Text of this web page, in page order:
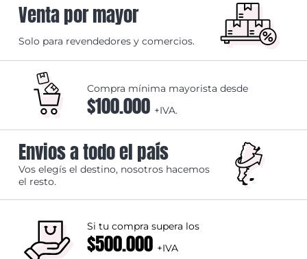
Venta por mayor
Solo para revendedores y comercios.
Compra mínima mayorista desde
$100.000 +IVA.
Envios a todo el país
Vos elegís el destino, nosotros hacemos
el resto.
Si tu compra supera los
$500.000 +IVA